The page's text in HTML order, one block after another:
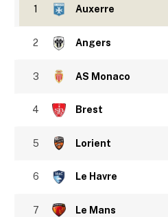
1 Auxerre
2 Angers
3 AS Monaco
4 Brest
5 Lorient
6 Le Havre
7 Le Mans